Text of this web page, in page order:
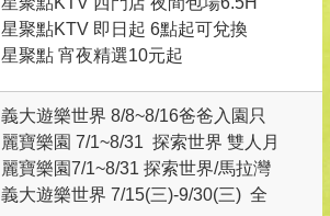
850起
星聚點KTV 即日起 6點起可兌換
UCC咖啡
星聚點 宵夜精選10元起
義大遊樂世界 8/8~8/16爸爸入園只
要288元 (需搭配乙名購買現場活動
票880元)
麗寶樂園 7/1~8/31 探索世界 雙人月
光票499元
麗寶樂園7/1~8/31 探索世界/馬拉灣
票亭購票加價100元，可選擇升等 水
義大遊樂世界 7/15(三)-9/30(三) 全